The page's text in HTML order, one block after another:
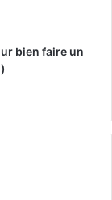
bien faire un